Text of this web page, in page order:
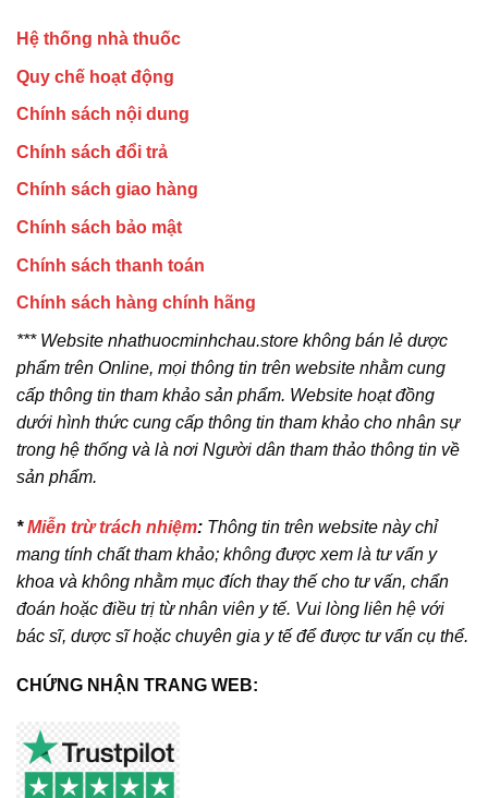
Hệ thống nhà thuốc
Quy chế hoạt động
Chính sách nội dung
Chính sách đổi trả
Chính sách giao hàng
Chính sách bảo mật
Chính sách thanh toán
Chính sách hàng chính hãng
*** Website nhathuocminhchau.store không bán lẻ dược
phẩm trên Online, mọi thông tin trên website nhằm cung
cấp thông tin tham khảo sản phẩm. Website hoạt đồng
dưới hình thức cung cấp thông tin tham khảo cho nhân sự
trong hệ thống và là nơi Người dân tham thảo thông tin về
sản phẩm.
*Miễn trừ trách nhiệm: Thông tin trên website này chỉ
mang tính chất tham khảo; không được xem là tư vấn y
khoa và không nhằm mục đích thay thế cho tư vấn, chẩn
đoán hoặc điều trị từ nhân viên y tế. Vui lòng liên hệ với
bác sĩ, dược sĩ hoặc chuyên gia y tế để được tư vấn cụ thể.
CHỨNG NHẬN TRANG WEB: